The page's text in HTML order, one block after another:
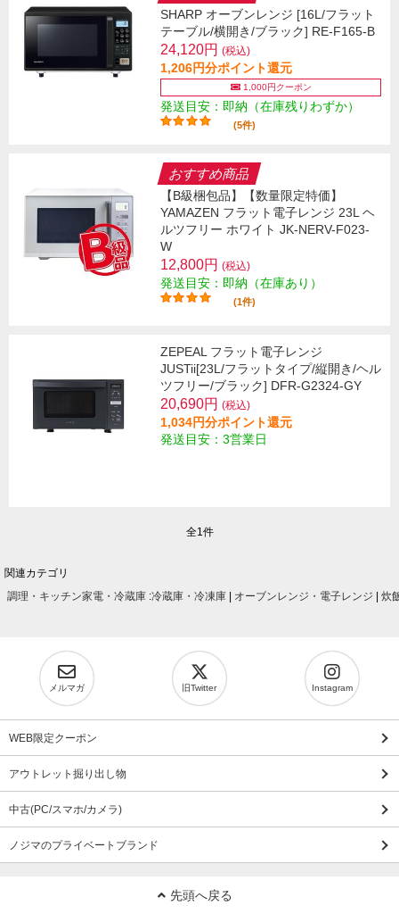
SHARP オーブンレンジ [16L/フラット
テーブル/横開き/ブラック] RE-F165-B
24,120円 (税込)
1,206円分ポイント還元
1,000円クーポン
発送目安：即納（在庫残りわずか）
(5件)
おすすめ商品
【B級梱包品】【数量限定特価】
YAMAZEN フラット電子レンジ 23L ヘ
ルツフリー ホワイト JK-NERV-F023-
W
12,800円 (税込)
発送目安：即納（在庫あり）
(1件)
ZEPEAL フラット電子レンジ
JUSTii[23L/フラットタイプ/縦開き/ヘル
ツフリー/ブラック] DFR-G2324-GY
20,690円 (税込)
1,034円分ポイント還元
発送目安：3営業日
全1件
関連カテゴリ
調理・キッチン家電・冷蔵庫 :冷蔵庫・冷凍庫 | オーブンレンジ・電子レンジ | 炊
メルマガ 旧Twitter Instagram
WEB限定クーポン
アウトレット掘り出し物
中古(PC/スマホ/カメラ)
ノジマのプライベートブランド
先頭へ戻る